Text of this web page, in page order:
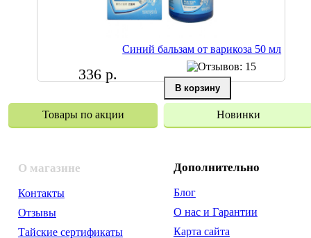
Синий бальзам от варикоза 50 мл
336 р.
Товары по акции Новинки
О магазине
Контакты
Отзывы
Тайские сертификаты
Дополнительно
Блог
О нас и Гарантии
Карта сайта